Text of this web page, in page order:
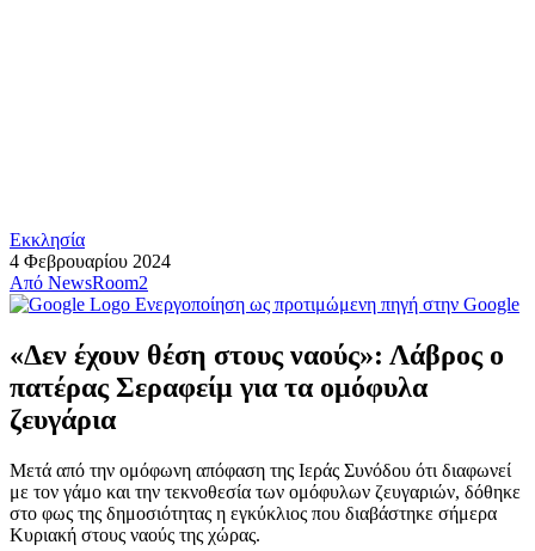
Εκκλησία
4 Φεβρουαρίου 2024
Από NewsRoom2
Ενεργοποίηση ως προτιμώμενη πηγή στην Google
«Δεν έχουν θέση στους ναούς»: Λάβρος ο
πατέρας Σεραφείμ για τα ομόφυλα
ζευγάρια
Μετά από την ομόφωνη απόφαση της Ιεράς Συνόδου ότι διαφωνεί
με τον γάμο και την τεκνοθεσία των ομόφυλων ζευγαριών, δόθηκε
στο φως της δημοσιότητας η εγκύκλιος που διαβάστηκε σήμερα
Κυριακή στους ναούς της χώρας.